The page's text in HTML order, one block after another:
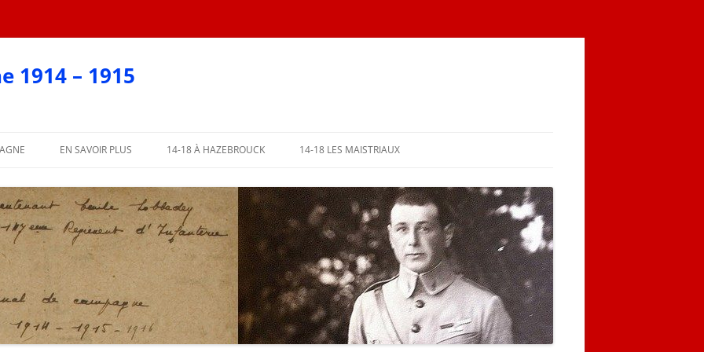
1914 – 1915
PARTIE
PARTIE
EN SAVOIR PLUS 14-18 À HAZEBROUCK
AFFICHES 2018
AFFICHES PAR COMMUNE
L’ABBÉ LEMIRE TÉMOIGNE
14-18 LES MAISTRIAUX